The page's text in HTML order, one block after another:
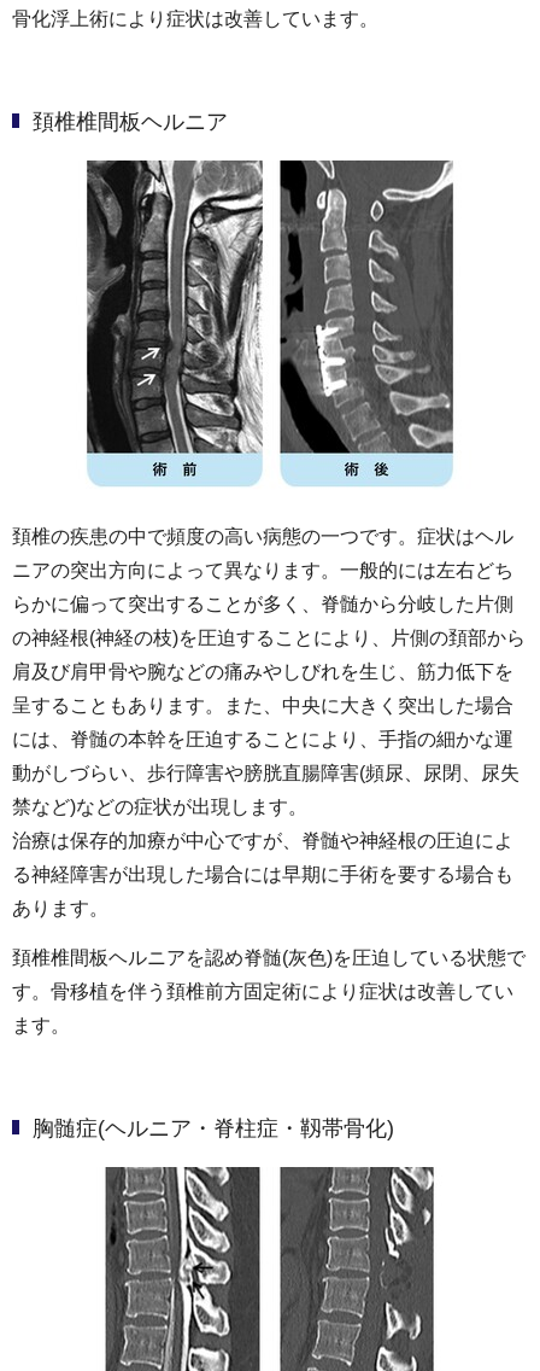
骨化浮上術により症状は改善しています。
頚椎椎間板ヘルニア
頚椎の疾患の中で頻度の高い病態の一つです。症状はヘル
ニアの突出方向によって異なります。一般的には左右どち
らかに偏って突出することが多く、脊髄から分岐した片側
の神経根(神経の枝)を圧迫することにより、片側の頚部から
肩及び肩甲骨や腕などの痛みやしびれを生じ、筋力低下を
呈することもあります。また、中央に大きく突出した場合
には、脊髄の本幹を圧迫することにより、手指の細かな運
動がしづらい、歩行障害や膀胱直腸障害(頻尿、尿閉、尿失
禁など)などの症状が出現します。
治療は保存的加療が中心ですが、脊髄や神経根の圧迫によ
る神経障害が出現した場合には早期に手術を要する場合も
あります。
頚椎椎間板ヘルニアを認め脊髄(灰色)を圧迫している状態で
す。骨移植を伴う頚椎前方固定術により症状は改善してい
ます。
胸髄症(ヘルニア・脊柱症・靱帯骨化)